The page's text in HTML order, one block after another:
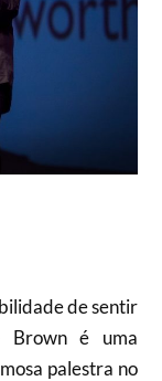
de sentir
Brown é uma
palestra no